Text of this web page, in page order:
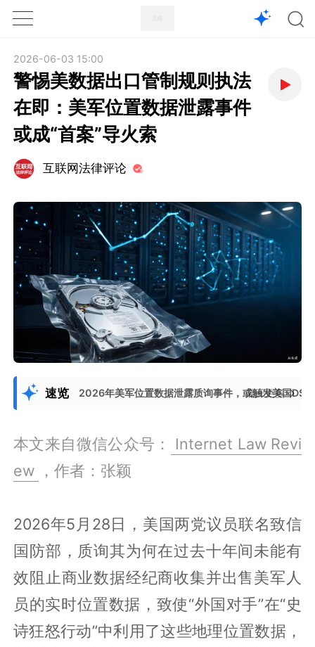
1X
2026-06-03 15:00
警惕美数据出口管制规则执法
在即：美军位置数据泄露事件
或成“首案”导火索
互联网法律评论
速览 2026年美军位置数据泄露质询事件，或触发美国
展开更多
本文来自微信公众号：
Internet Law Revi
ew
，作者：张颖
2026年5月28日，美国两党议员联名致信
国防部，质询其为何在过去十年间未能有
效阻止商业数据经纪商收集并出售美军人
员的实时位置数据，致使“外国对手”在“史
诗狂怒行动”中利用了这些地理位置数据，